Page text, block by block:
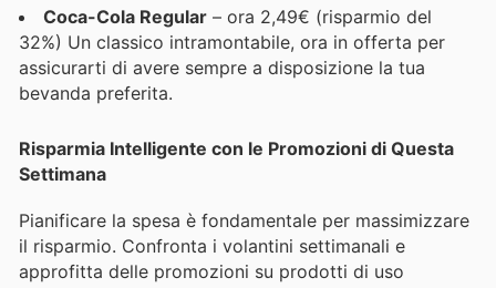
Coca-Cola Regular – ora 2,49€ (risparmio del
32%) Un classico intramontabile, ora in offerta per
assicurarti di avere sempre a disposizione la tua
bevanda preferita.
Risparmia Intelligente con le Promozioni di Questa
Settimana
Pianificare la spesa è fondamentale per massimizzare
il risparmio. Confronta i volantini settimanali e
approfitta delle promozioni su prodotti di uso